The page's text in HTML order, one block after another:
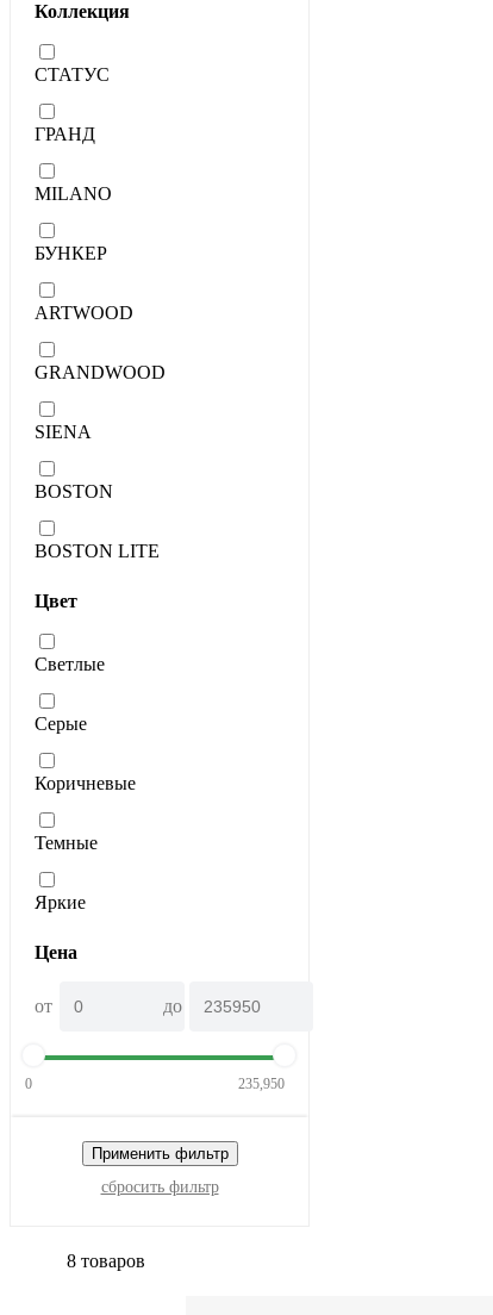
Коллекция
СТАТУС
ГРАНД
MILANO
БУНКЕР
ARTWOOD
GRANDWOOD
SIENA
BOSTON
BOSTON LITE
Цвет
Светлые
Серые
Коричневые
Темные
Яркие
Цена
от до
0 235,950
Применить фильтр
сбросить фильтр
8 товаров